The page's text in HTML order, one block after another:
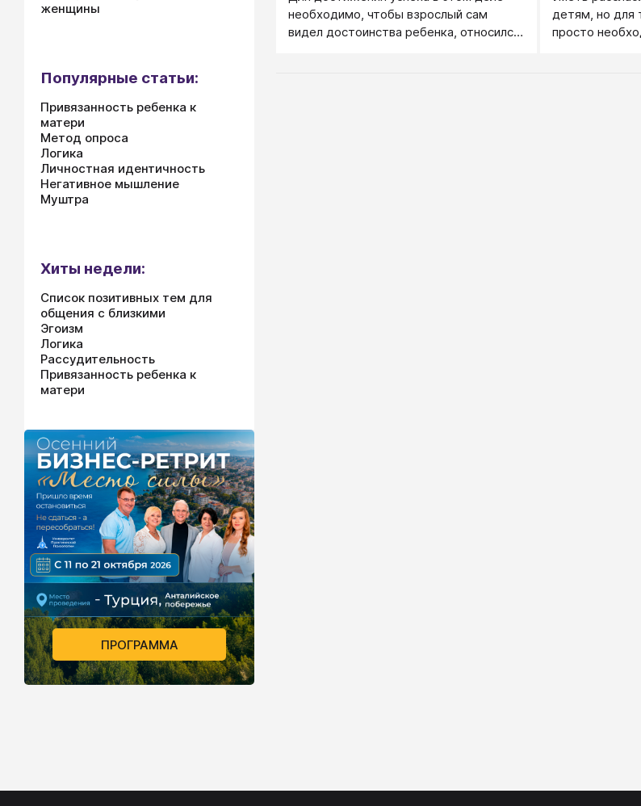
необходимо, чтобы взрослый сам
видел достоинства ребенка, относился
детям, но для
просто
женщины
Популярные статьи:
Привязанность ребенка к
матери
Метод опроса
Логика
Личностная идентичность
Негативное мышление
Муштра
Хиты недели:
Список позитивных тем для
общения с близкими
Эгоизм
Логика
Рассудительность
Привязанность ребенка к
матери
ПРОГРАММА